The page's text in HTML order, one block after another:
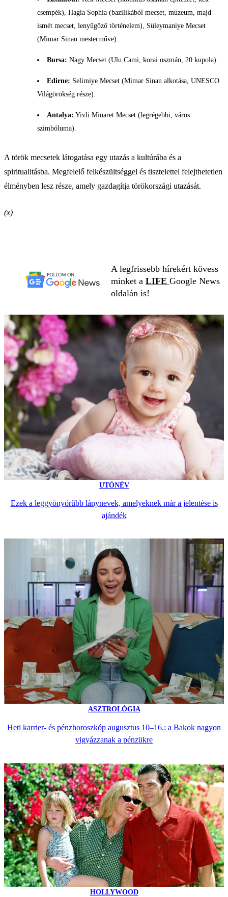
csempék), Hagia Sophia (bazilikából mecset, múzeum, majd
ismét mecset, lenyűgöző történelem), Süleymaniye Mecset
(Mimar Sinan mesterműve).
Bursa: Nagy Mecset (Ulu Cami, korai oszmán, 20 kupola).
Edirne: Selimiye Mecset (Mimar Sinan alkotása, UNESCO
Világörökség része).
Antalya: Yivli Minaret Mecset (legrégebbi, város
szimbóluma).
A török mecsetek látogatása egy utazás a kultúrába és a
spiritualitásba. Megfelelő felkészültséggel és tisztelettel felejthetetlen
élményben lesz része, amely gazdagítja törökországi utazását.
(x)
A legfrissebb hírekért kövess
minket a LIFE Google News
oldalán is!
UTÓNÉV
Ezek a leggyönyörűbb lánynevek, amelyeknek már a jelentése is
ajándék
ASZTROLÓGIA
Heti karrier- és pénzhoroszkóp augusztus 10–16.: a Bakok nagyon
vigyázzanak a pénzükre
HOLLYWOOD